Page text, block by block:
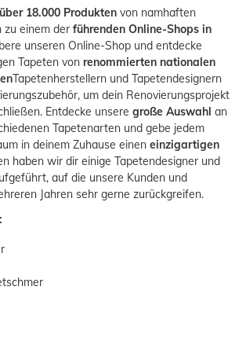
über 18.000 Produkten von namhaften
zu einem der führenden Online-Shops in
unseren Online-Shop und entdecke
Tapeten von renommierten nationalen
Tapetenherstellern und Tapetendesignern
um dein Renovierungsprojekt
Entdecke unsere große Auswahl an
Tapetenarten und gebe jedem
in deinem Zuhause einen einzigartigen
haben wir dir einige Tapetendesigner und
auf die unsere Kunden und
Jahren sehr gerne zurückgreifen.